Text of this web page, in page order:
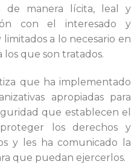
de manera lícita, leal y
con el interesado y
a lo necesario en
los que son tratados.
que ha implementado
apropiadas para
que establecen el
los derechos y
y les ha comunicado la
que puedan ejercerlos.